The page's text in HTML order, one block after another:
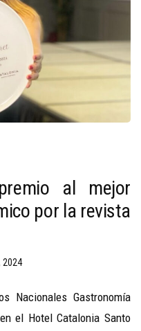
al mejor
por la revista
2024
Nacionales Gastronomía
el Hotel Catalonia Santo